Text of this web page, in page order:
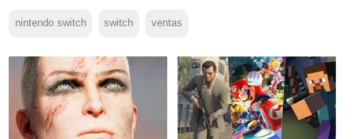
nintendo switch switch ventas